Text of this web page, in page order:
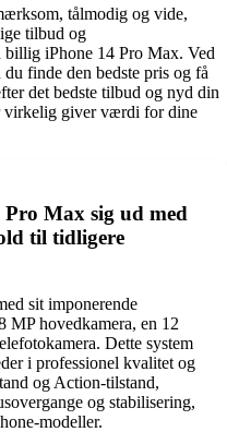
tålmodig og vide,
tilbud og
billig iPhone 14 Pro Max. Ved
finde den bedste pris og få
det bedste tilbud og nyd din
virkelig giver værdi for dine
Max sig ud med
til tidligere
sit imponerende
MP hovedkamera, en 12
Dette system
i professionel kvalitet og
og Action-tilstand,
og stabilisering,
modeller.